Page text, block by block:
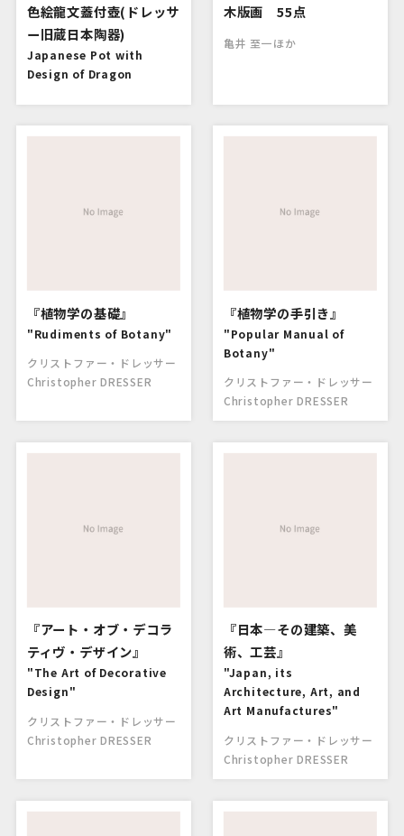
色絵龍文蓋付壺(ドレッサ
ー旧蔵日本陶器)
Japanese Pot with
Design of Dragon
木版画 55点
亀井 至一ほか
『植物学の基礎』
"Rudiments of Botany"
クリストファー・ドレッサー
Christopher DRESSER
『植物学の手引き』
"Popular Manual of
Botany"
クリストファー・ドレッサー
Christopher DRESSER
『アート・オブ・デコラ
ティヴ・デザイン』
"The Art of Decorative
Design"
クリストファー・ドレッサー
Christopher DRESSER
『日本―その建築、美
術、工芸』
"Japan, its
Architecture, Art, and
Art Manufactures"
クリストファー・ドレッサー
Christopher DRESSER